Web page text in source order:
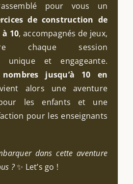
pour vous un
de construction de
10, accompagnés de jeux,
chaque session
unique et engageante.
jusqu’à 10 en
alors une aventure
les enfants et une
pour les enseignants
dans cette aventure
?✨ Let’s go !